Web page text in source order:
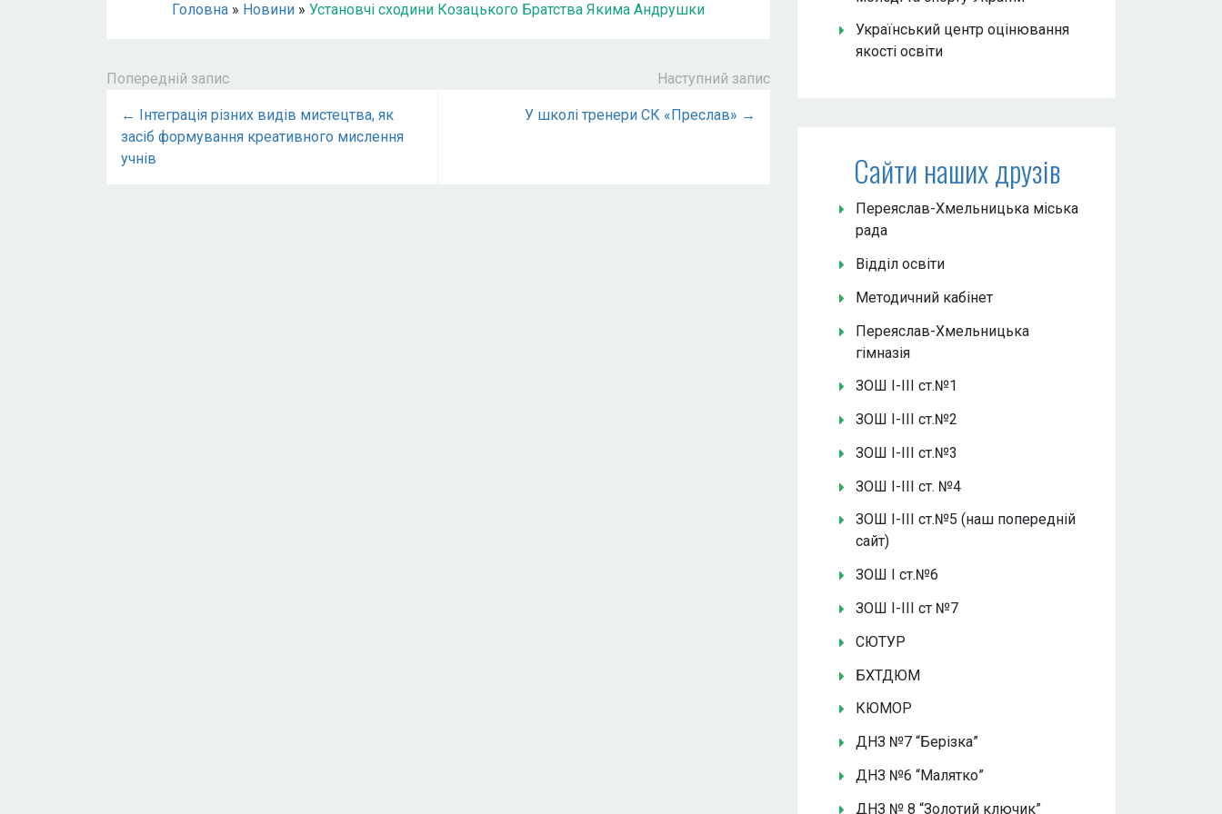
Головна » Новини » Установчі сходини Козацького Братства Якима Андрушки
Попередній запис Наступний запис
← Інтеграція різних видів мистецтва, як
засіб формування креативного мислення
учнів
У школі тренери СК «Преслав» →
Український центр оцінювання
якості освіти
Сайти наших друзів
Переяслав-Хмельницька міська
рада
Відділ освіти
Методичний кабінет
Переяслав-Хмельницька
гімназія
ЗОШ І-ІІІ ст.№1
ЗОШ І-ІІІ ст.№2
ЗОШ І-ІІІ ст.№3
ЗОШ І-ІІІ ст. №4
ЗОШ І-ІІІ ст.№5 (наш попередній
сайт)
ЗОШ І ст.№6
ЗОШ І-ІІІ ст №7
СЮТУР
БХТДЮМ
КЮМОР
ДНЗ №7 “Берізка”
ДНЗ №6 “Малятко”
ДНЗ № 8 “Золотий ключик”